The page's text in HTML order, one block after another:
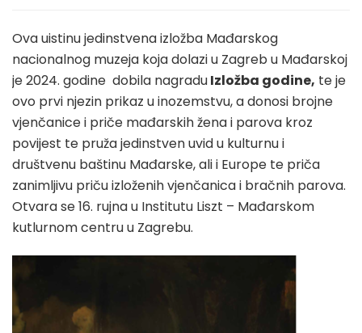
Ova uistinu jedinstvena izložba Mađarskog
nacionalnog muzeja koja dolazi u Zagreb u Mađarskoj
je 2024. godine dobila nagraduIzložba godine, te je
ovo prvi njezin prikaz u inozemstvu, a donosi brojne
vjenčanice i priče mađarskih žena i parova kroz
povijest te pruža jedinstven uvid u kulturnu i
društvenu baštinu Mađarske, ali i Europe te priča
zanimljivu priču izloženih vjenčanica i bračnih parova.
Otvara se 16. rujna u Institutu Liszt – Mađarskom
kutlurnom centru u Zagrebu.